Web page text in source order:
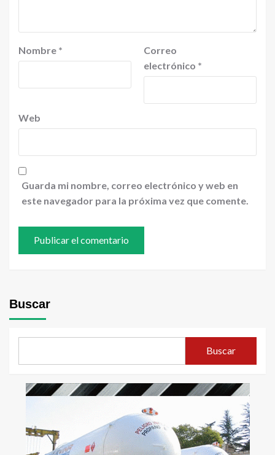
Nombre *
Correo
electrónico *
Web
Guarda mi nombre, correo electrónico y web en
este navegador para la próxima vez que comente.
Buscar
Buscar